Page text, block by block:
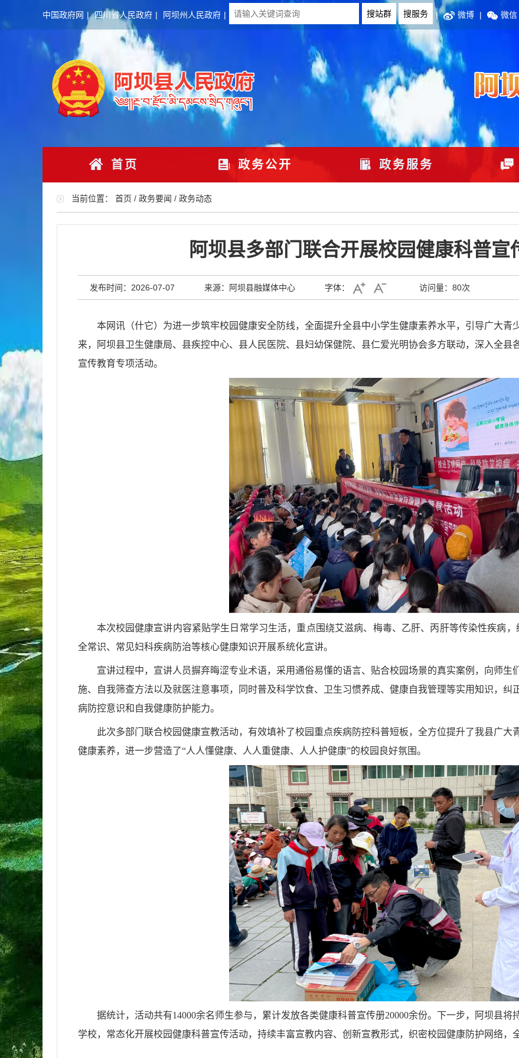
中国政府网 | 四川省人民政府 | 阿坝州人民政府 | | 微博 | 微信
首页 政务公开 政务服务
当前位置： 首页 / 政务要闻 / 政务动态
阿坝县多部门联合开展校园健康科普宣
发布时间：2026-07-07 来源：阿坝县融媒体中心 字体： 访问量： 80次
本网讯（什它） 为进一步筑牢校园健康安全防线，全面提升全县中小学生健康素养水平，引导广大青
来，阿坝县卫生健康局、县疾控中心、县人民医院、县妇幼保健院、县仁爱光明协会多方联动，深入全县
宣传教育专项活动。
本次校园健康宣讲内容紧贴学生日常学习生活，重点围绕艾滋病、梅毒、乙肝、丙肝等传染性疾病
全常识、常见妇科疾病防治等核心健康知识开展系统化宣讲。
宣讲过程中，宣讲人员摒弃晦涩专业术语，采用通俗易懂的语言、贴合校园场景的真实案例，向师生
施、自我筛查方法以及就医注意事项，同时普及科学饮食、卫生习惯养成、健康自我管理等实用知识，纠
病防控意识和自我健康防护能力。
此次多部门联合校园健康宣教活动，有效填补了校园重点疾病防控科普短板，全方位提升了我县广
健康素养，进一步营造了“人人懂健康、人人重健康、人人护健康”的校园良好氛围。
据统计，活动共有14000余名师生参与，累计发放各类健康科普宣传册20000余份。下一步，阿坝县
学校，常态化开展校园健康科普宣传活动，持续丰富宣教内容、创新宣教形式，织密校园健康防护网络，